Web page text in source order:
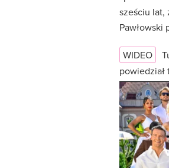
sześciu lat,
Pawłowski
WIDEO
powiedział